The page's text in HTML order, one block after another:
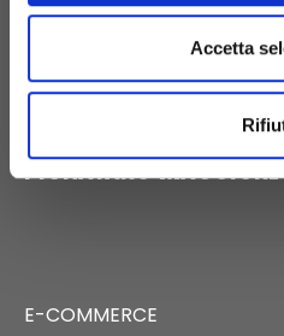
Accetta
+39 081 506 2506
BIRTH@BIRTH.IT
S.S. APPIA KM
PIGNATARO
E-COMMERCE